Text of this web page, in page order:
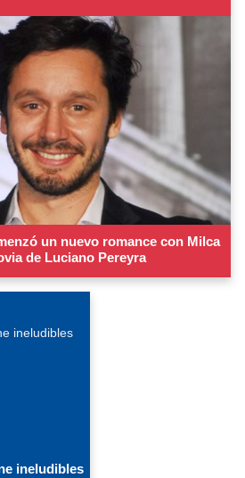
un nuevo romance con Milca
de Luciano Pereyra
ineludibles